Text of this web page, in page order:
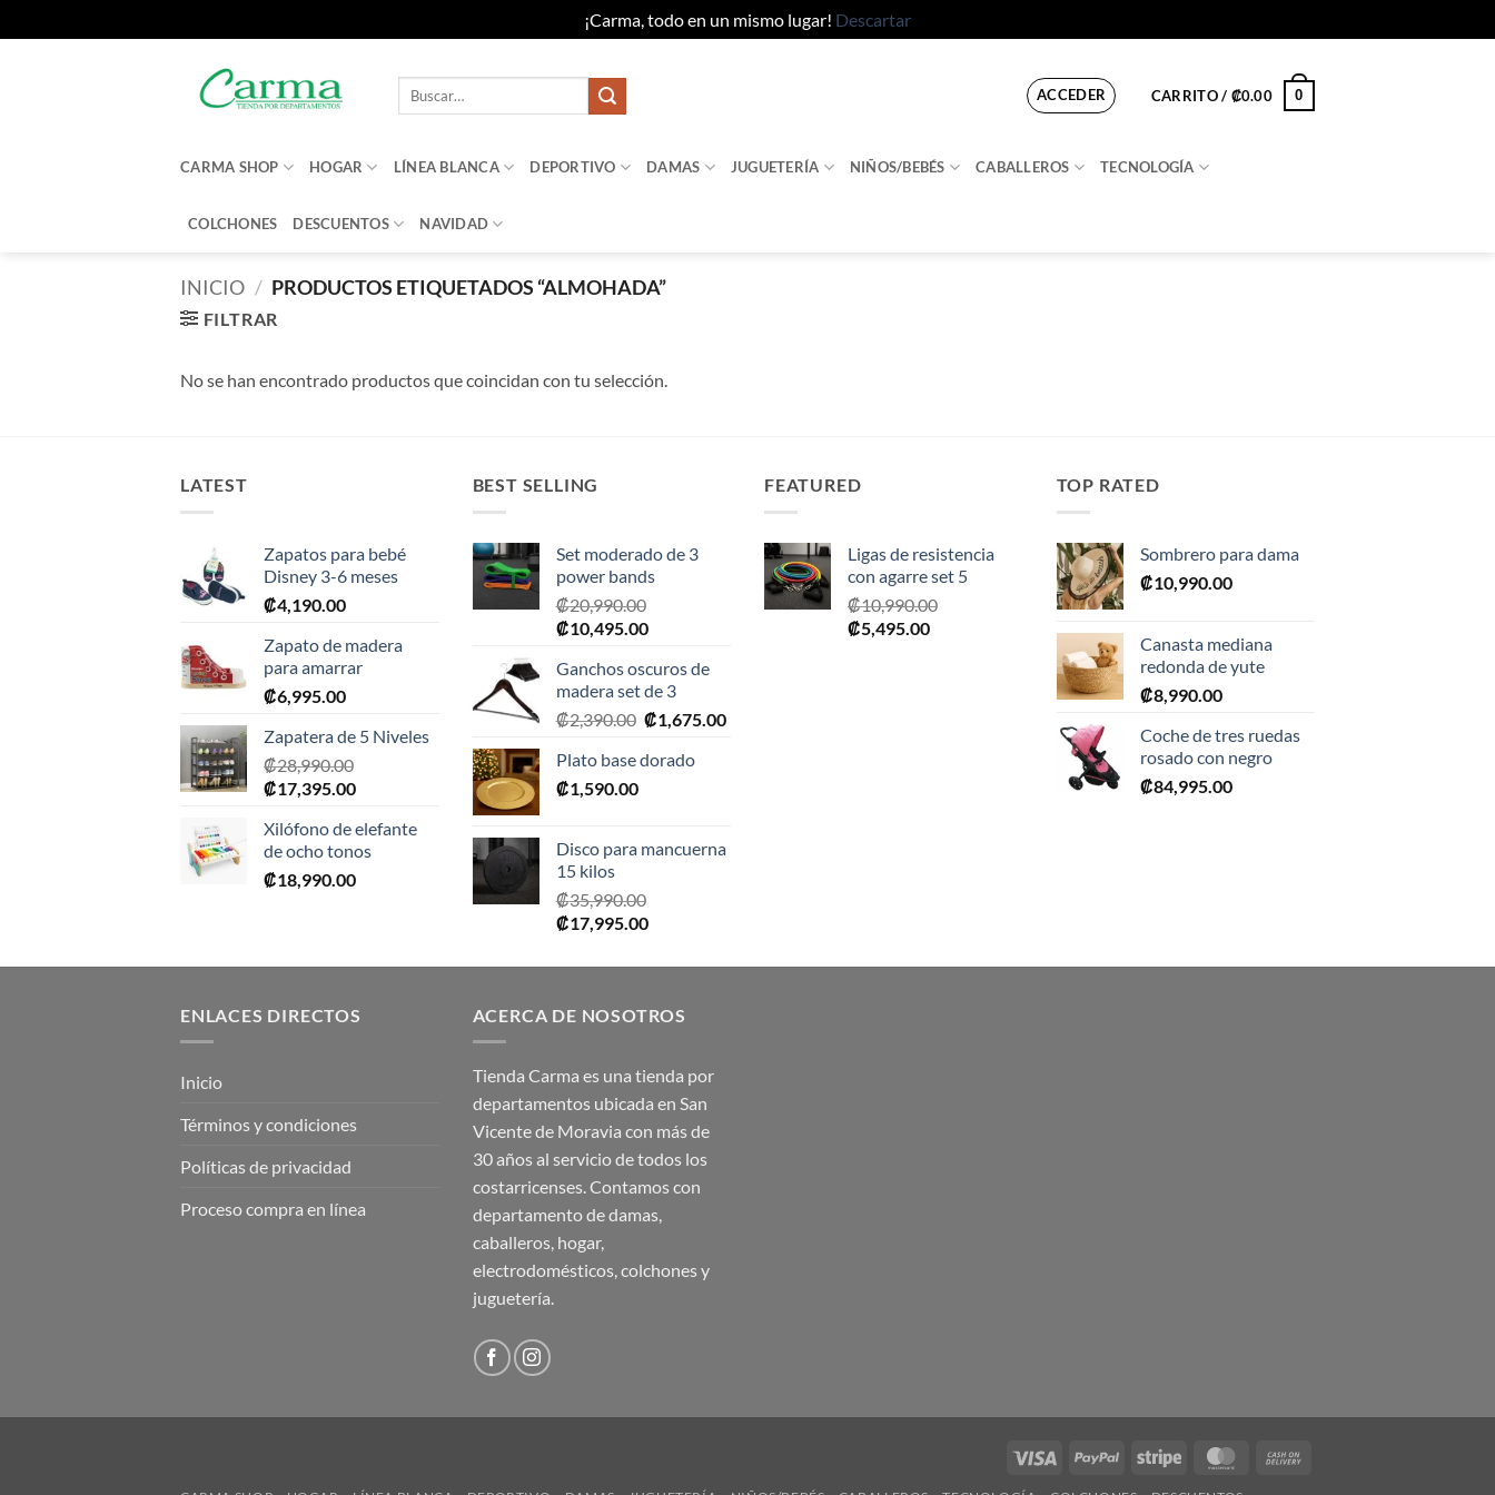
¡Carma, todo en un mismo lugar! Descartar
Buscar
ACCEDER CARRITO / ₡0.00 0
CARMA SHOP HOGAR LÍNEA BLANCA DEPORTIVO DAMAS JUGUETERÍA NIÑOS/BEBÉS CABALLEROS TECNOLOGÍA
COLCHONES DESCUENTOS NAVIDAD
INICIO / PRODUCTOS ETIQUETADOS “ALMOHADA”
FILTRAR
No se han encontrado productos que coincidan con tu selección.
LATEST
Zapatos para bebé
Disney 3-6 meses
₡4,190.00
Zapato de madera
para amarrar
₡6,995.00
Zapatera de 5 Niveles
₡28,990.00
El
original
era:
₡28,990.00.
₡17,395.00El
actual
es:
₡17,395.00.
Xilófono de elefante
de ocho tonos
₡18,990.00
BEST SELLING
Set moderado de 3
power bands
₡20,990.00
El
original
era:
₡20,990.00.
₡10,495.00El
actual
es:
₡10,495.00.
Ganchos oscuros de
madera set de 3
₡2,390.00 El
original
₡1,675.00El
Plato base dorado
₡1,590.00
Disco para mancuerna
15 kilos
₡35,990.00
El
original
₡35,990.00.
₡17,995.00El
actual
₡17,995.00.
FEATURED
Ligas de resistencia
con agarre set 5
₡10,990.00
El
₡5,495.00El
TOP RATED
Sombrero para dama
₡10,990.00
Canasta mediana
redonda de yute
₡8,990.00
Coche de tres ruedas
rosado con negro
₡84,995.00
ENLACES DIRECTOS
Inicio
Términos y condiciones
Políticas de privacidad
Proceso compra en línea
ACERCA DE NOSOTROS
Tienda Carma es una tienda por
departamentos ubicada en San
Vicente de Moravia con más de
30 años al servicio de todos los
costarricenses. Contamos con
departamento de damas,
caballeros, hogar,
electrodomésticos, colchones y
juguetería.
Visa PayPal Stripe MasterCard